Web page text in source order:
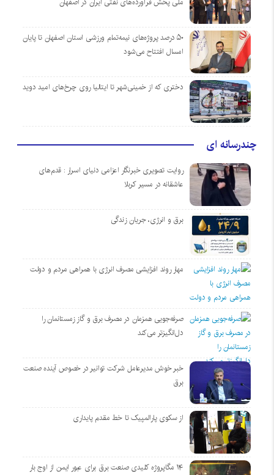
۵۰ درصد پروژه‌های نیمه‌تمام ورزشی استان اصفهان تا پایان
امسال افتتاح می‌شود
دختری که از خمینی‌شهر تا ایتالیا روی چرخ‌های امید دوید
چندرسانه ای
روایت تصویری خبرنگار اعزامی دنیای اسرار : قدم‌های
عاشقانه در مسیر کربلا
برق و انرژی، جریان زندگی
مهار روند افزایشی مصرف انرژی با همراهی مردم و دولت
صرفه‌جویی همزمان در مصرف برق و گاز زمستانمان را
دل‌انگیزتر می‌کند
خبر خوش مدیرعامل شرکت توانیر در خصوص آینده صنعت
برق
از سکوی پارالمپیک تا خط مقدم پایداری
۱۴ مگاپروژه‌ کلیدی صنعت برق برای عبور ایمن از اوج بار